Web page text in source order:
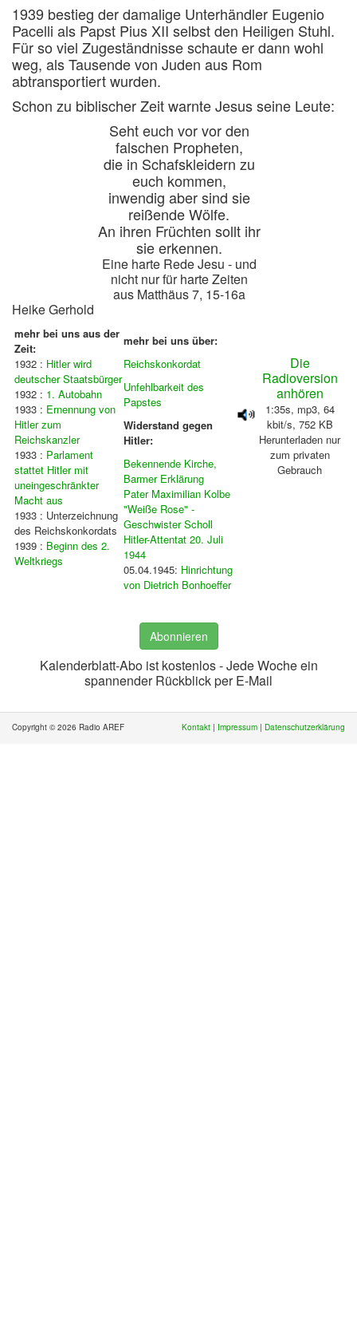
1939 bestieg der damalige Unterhändler Eugenio
Pacelli als Papst Pius XII selbst den Heiligen Stuhl.
Für so viel Zugeständnisse schaute er dann wohl
weg, als Tausende von Juden aus Rom
abtransportiert wurden.
Schon zu biblischer Zeit warnte Jesus seine Leute:
Seht euch vor vor den
falschen Propheten,
die in Schafskleidern zu
euch kommen,
inwendig aber sind sie
reißende Wölfe.
An ihren Früchten sollt ihr
sie erkennen.
Eine harte Rede Jesu - und
nicht nur für harte Zeiten
aus Matthäus 7, 15-16a
Heike Gerhold
mehr bei uns aus der
Zeit:
mehr bei uns über:
1932 : Hitler wird
deutscher Staatsbürger
1932 : 1. Autobahn
1933 : Ernennung von
Hitler zum
Reichskanzler
1933 : Parlament
stattet Hitler mit
uneingeschränkter
Macht aus
1933 : Unterzeichnung
des Reichskonkordats
1939 : Beginn des 2.
Weltkriegs
Reichskonkordat
Unfehlbarkeit des
Papstes
Widerstand gegen
Hitler:
Bekennende Kirche,
Barmer Erklärung
Pater Maximilian Kolbe
"Weiße Rose" -
Geschwister Scholl
Hitler-Attentat 20. Juli
1944
05.04.1945: Hinrichtung
von Dietrich Bonhoeffer
Die
Radioversion
anhören
1:35s, mp3, 64
kbit/s, 752 KB
Herunterladen nur
zum privaten
Gebrauch
Abonnieren
Kalenderblatt-Abo ist kostenlos - Jede Woche ein
spannender Rückblick per E-Mail
Copyright © 2026 Radio AREF Kontakt | Impressum | Datenschutzerklärung